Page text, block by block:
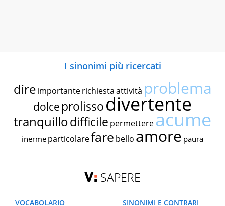
I sinonimi più ricercati
dire importante richiestaattività problema
dolce prolissodivertente
tranquillodifficile permettereacume
inerme particolarefare bello amore paura
SAPERE
VOCABOLARIO
SINONIMI E CONTRARI